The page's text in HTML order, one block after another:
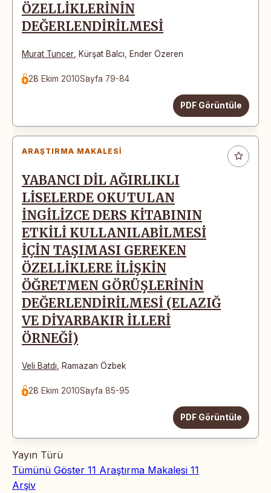
ÖZELLİKLERİNİN
DEĞERLENDİRİLMESİ
Murat Tuncer Kürşat Balcı Ender Özeren
28 Ekim 2010Sayfa 79-84
PDF Görüntüle
ARAŞTIRMA MAKALESI
YABANCI DİL AĞIRLIKLI
LİSELERDE OKUTULAN
İNGİLİZCE DERS KİTABININ
ETKİLİ KULLANILABİLMESİ
İÇİN TAŞIMASI GEREKEN
ÖZELLİKLERE İLİŞKİN
ÖĞRETMEN GÖRÜŞLERİNİN
DEĞERLENDİRİLMESİ (ELAZIĞ
VE DİYARBAKIR İLLERİ
ÖRNEĞİ)
Veli Batdı Ramazan Özbek
28 Ekim 2010Sayfa 85-95
PDF Görüntüle
Yayın Türü
Tümünü Göster 11 Araştırma Makalesi 11
Arşiv